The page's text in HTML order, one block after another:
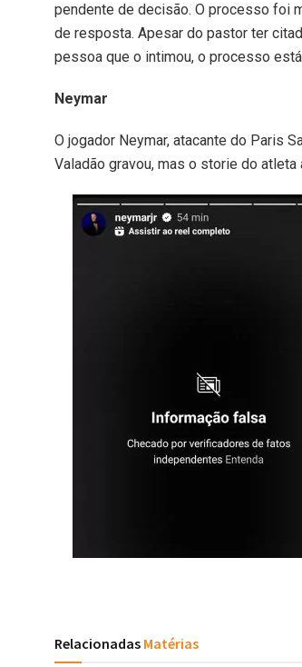
pendente de decisão. O processo foi
de resposta. Apesar do pastor ter
pessoa que o intimou, o processo
Neymar
O jogador Neymar, atacante do Paris
Valadão gravou, mas o storie do atleta
Relacionadas Matérias